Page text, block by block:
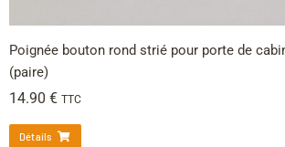
Poignée bouton rond strié pour porte de
(paire)
14.90 € TTC
Détails